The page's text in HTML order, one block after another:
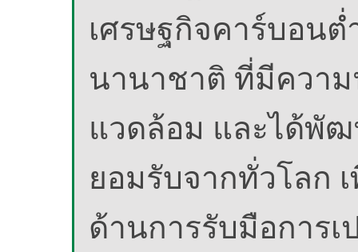
เศรษฐกิจคาร์บอน
นานาชาติ ที่มีความ
แวดล้อม และได้พัฒ
ยอมรับจากทั่วโลก
ด้านการรับมือการ